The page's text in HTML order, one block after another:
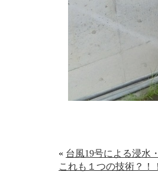
« 台風19号による浸水
これも１つの技術？！